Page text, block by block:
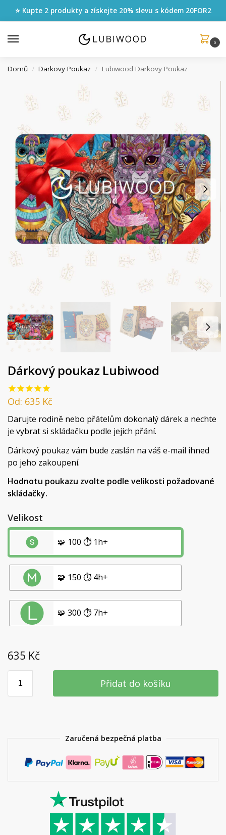
⭐ Kupte 2 produkty a získejte 20% slevu s kódem 20FOR2
0
Domů / Darkovy Poukaz / Lubiwood Darkovy Poukaz
Dárkový poukaz Lubiwood
Od: 635 Kč
Darujte rodině nebo přátelům dokonalý dárek a nechte
je vybrat si skládačku podle jejich přání.
Dárkový poukaz vám bude zaslán na váš e-mail ihned
po jeho zakoupení.
Hodnotu poukazu zvolte podle velikosti požadované
skládačky.
Velikost
🧩 100 ⏱️ 1h+
🧩 150 ⏱️ 4h+
🧩 300 ⏱️ 7h+
635 Kč
Přidat do košíku
Zaručená bezpečná platba